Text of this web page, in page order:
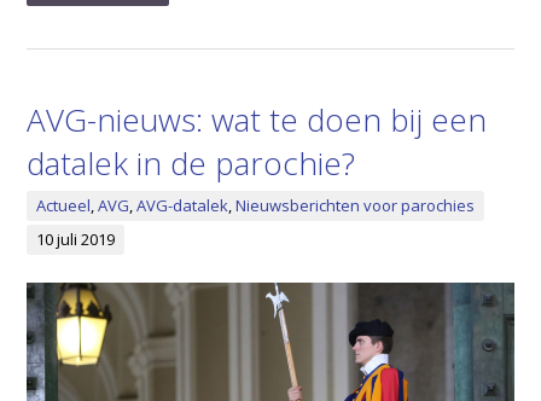
AVG-nieuws: wat te doen bij een
datalek in de parochie?
Actueel,AVG,AVG-datalek,Nieuwsberichten voor parochies
10 juli 2019